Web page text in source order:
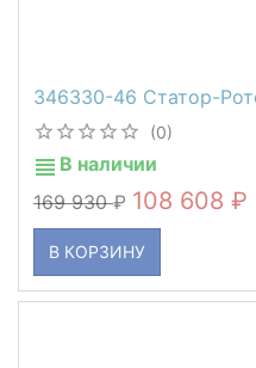
346330-46 Статор-
(0)
В наличии
169 930
108 608
В КОРЗИНУ